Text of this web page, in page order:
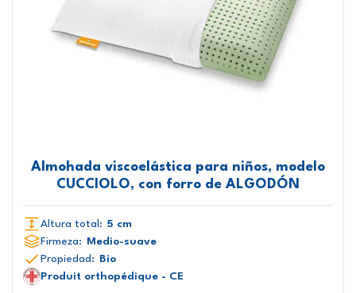
Almohada viscoelástica para niños, modelo
CUCCIOLO, con forro de ALGODÓN
Altura total: 5 cm
Firmeza:
Medio-suave
Propiedad:
Bio
Produit orthopédique - CE